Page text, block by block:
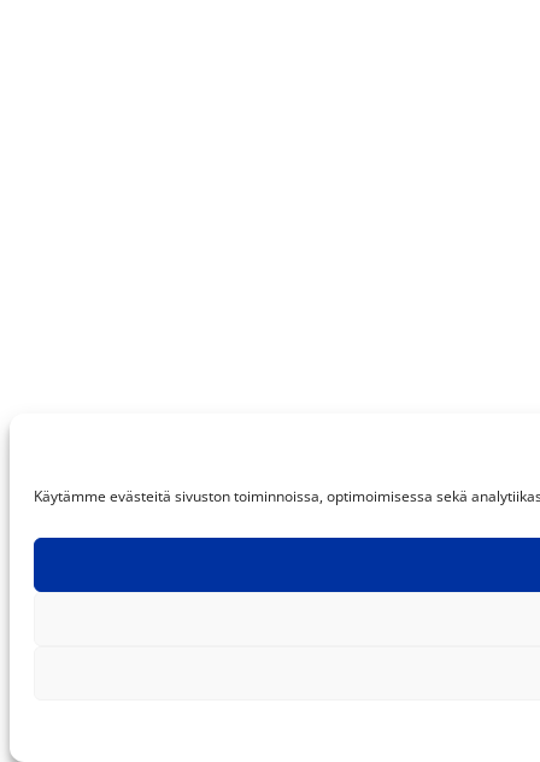
Käytämme evästeitä sivuston toiminnoissa, optimoimisessa sekä